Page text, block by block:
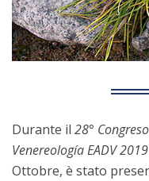
Durante il 28°
Venereología EADV 2019
Ottobre, è stato